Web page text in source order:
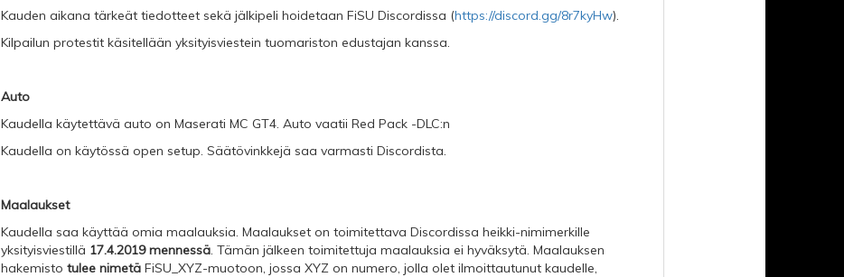
Kauden aikana tärkeät tiedotteet sekä jälkipeli hoidetaan FiSU Discordissa (https://discord.gg/8r7kyHw).
Kilpailun protestit käsitellään yksityisviestein tuomariston edustajan kanssa.
Auto
Kaudella käytettävä auto on Maserati MC GT4. Auto vaatii Red Pack -DLC:n
Kaudella on käytössä open setup. Säätövinkkejä saa varmasti Discordista.
Maalaukset
Kaudella saa käyttää omia maalauksia. Maalaukset on toimitettava Discordissa heikki-nimimerkille
yksityisviestillä 17.4.2019 mennessä. Tämän jälkeen toimitettuja maalauksia ei hyväksytä. Maalauksen
hakemisto tulee nimetäFiSU_XYZ-muotoon, jossa XYZ on numero, jolla olet ilmoittautunut kaudelle,